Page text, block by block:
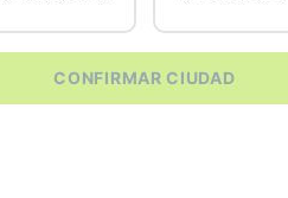
CONFIRMAR CIUDAD